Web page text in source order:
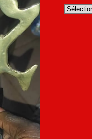
Archives